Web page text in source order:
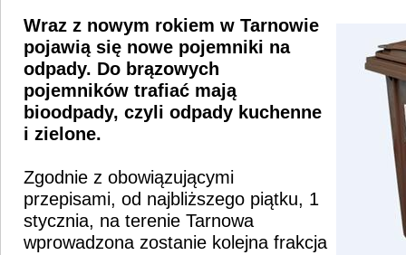
Wraz z nowym rokiem w Tarnowie
pojawią się nowe pojemniki na
odpady. Do brązowych
pojemników trafiać mają
bioodpady, czyli odpady kuchenne
i zielone.
Zgodnie z obowiązującymi
przepisami, od najbliższego piątku, 1
stycznia, na terenie Tarnowa
wprowadzona zostanie kolejna frakcja